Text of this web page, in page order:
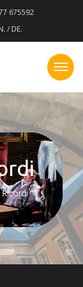
675592
/ DE.